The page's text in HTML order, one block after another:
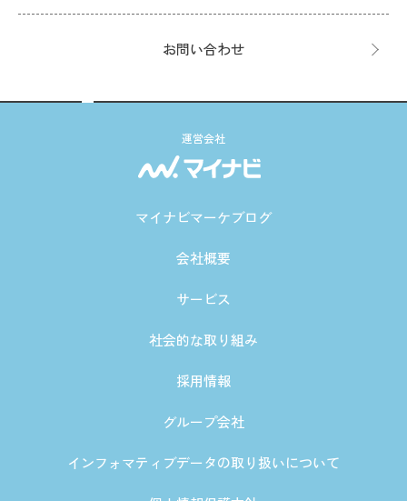
お問い合わせ
運営会社
マイナビマーケブログ
会社概要
サービス
社会的な取り組み
採用情報
グループ会社
インフォマティブデータの取り扱いについて